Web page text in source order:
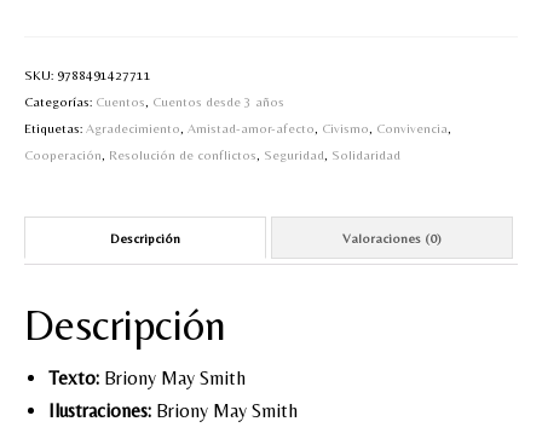
Faisana
Feliciana
cantidad
SKU: 9788491427711
Categorías: Cuentos
Cuentos desde 3 años
Etiquetas: Agradecimiento Amistad-amor-afecto Civismo Convivencia
Cooperación
Resolución de conflictos Seguridad Solidaridad
Descripción Valoraciones (0)
Descripción
Texto: Briony May Smith
Ilustraciones: Briony May Smith